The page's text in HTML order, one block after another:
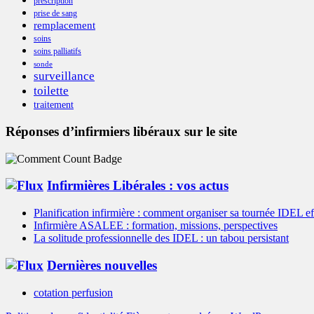
prise de sang
remplacement
soins
soins palliatifs
sonde
surveillance
toilette
traitement
Réponses d’infirmiers libéraux sur le site
Infirmières Libérales : vos actus
Planification infirmière : comment organiser sa tournée IDEL
Infirmière ASALEE : formation, missions, perspectives
La solitude professionnelle des IDEL : un tabou persistant
Dernières nouvelles
cotation perfusion